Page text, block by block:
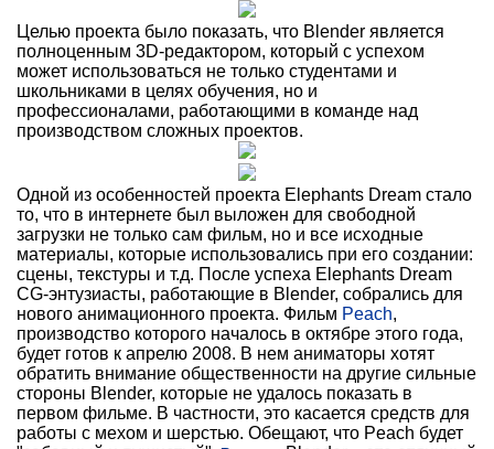
Целью проекта было показать, что Blender является
полноценным 3D-редактором, который с успехом
может использоваться не только студентами и
школьниками в целях обучения, но и
профессионалами, работающими в команде над
производством сложных проектов.
Одной из особенностей проекта Elephants Dream стало
то, что в интернете был выложен для свободной
загрузки не только сам фильм, но и все исходные
материалы, которые использовались при его создании:
сцены, текстуры и т.д. После успеха Elephants Dream
CG-энтузиасты, работающие в Blender, собрались для
нового анимационного проекта. Фильм Peach,
производство которого началось в октябре этого года,
будет готов к апрелю 2008. В нем аниматоры хотят
обратить внимание общественности на другие сильные
стороны Blender, которые не удалось показать в
первом фильме. В частности, это касается средств для
работы с мехом и шерстью. Обещают, что Peach будет